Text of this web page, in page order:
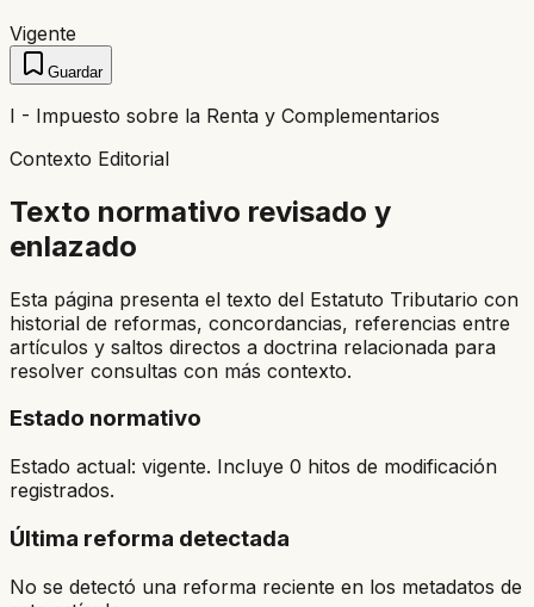
Vigente
Guardar
I - Impuesto sobre la Renta y Complementarios
Contexto Editorial
Texto normativo revisado y
enlazado
Esta página presenta el texto del Estatuto Tributario con
historial de reformas, concordancias, referencias entre
artículos y saltos directos a doctrina relacionada para
resolver consultas con más contexto.
Estado normativo
Estado actual: vigente. Incluye 0 hitos de modificación
registrados.
Última reforma detectada
No se detectó una reforma reciente en los metadatos de